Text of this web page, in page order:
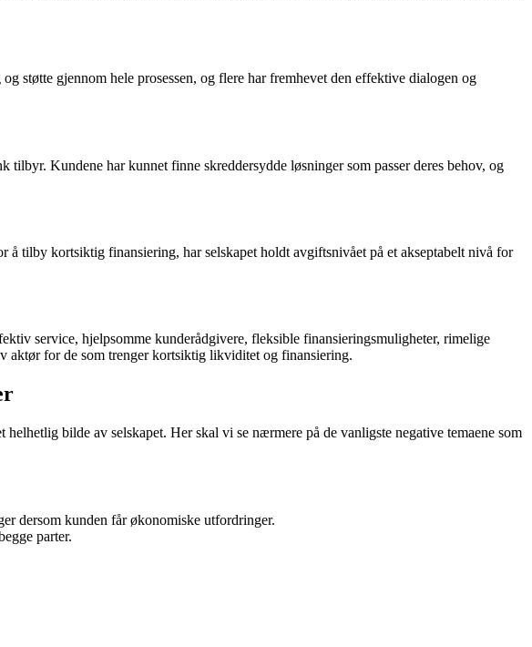
støtte gjennom hele prosessen, og flere har fremhevet den effektive dialogen og
Kundene har kunnet finne skreddersydde løsninger som passer deres behov, og
tilby kortsiktig finansiering, har selskapet holdt avgiftsnivået på et akseptabelt nivå for
service, hjelpsomme kunderådgivere, fleksible finansieringsmuligheter, rimelige
aktør for de som trenger kortsiktig likviditet og finansiering.
bilde av selskapet. Her skal vi se nærmere på de vanligste negative temaene som
dersom kunden får økonomiske utfordringer.
parter.